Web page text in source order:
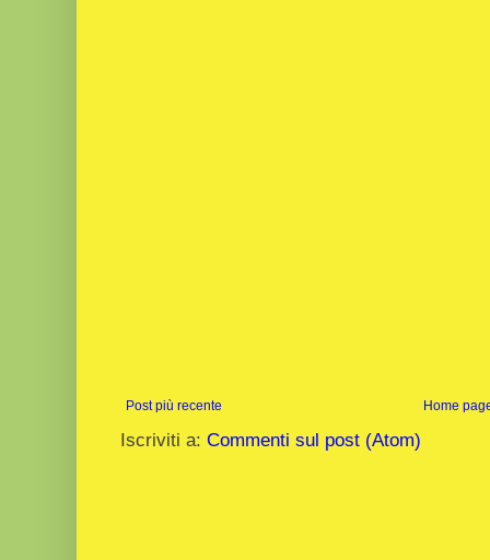
Post più recente Home
Iscriviti a: Commenti sul post (Atom)